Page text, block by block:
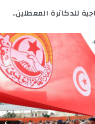
للدكاترة المعطلين..